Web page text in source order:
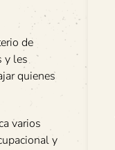
de
y les
quienes
varios
y